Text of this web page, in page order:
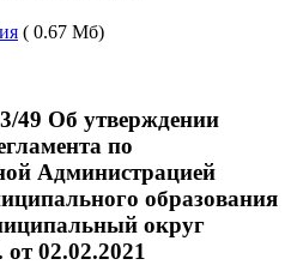
( 0.67 Мб)
49 Об утверждении
по
Администрацией
образования
округ
02.02.2021